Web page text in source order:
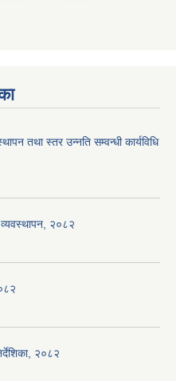
तथा स्तर उन्नति सम्वन्धी कार्यविधि
२०८२
२०८२